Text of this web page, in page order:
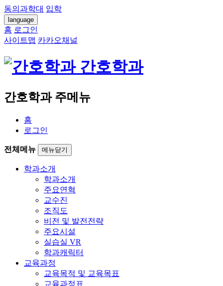
동의과학대 입학
language
홈 로그인
사이트맵 카카오채널
간호학과
간호학과 주메뉴
홈
로그인
전체메뉴 메뉴닫기
학과소개
학과소개
주요연혁
교수진
조직도
비전 및 발전전략
주요시설
실습실 VR
학과캐릭터
교육과정
교육목적 및 교육목표
교육과정표